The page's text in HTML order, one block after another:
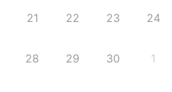
21 22 23 24
28 29 30 1